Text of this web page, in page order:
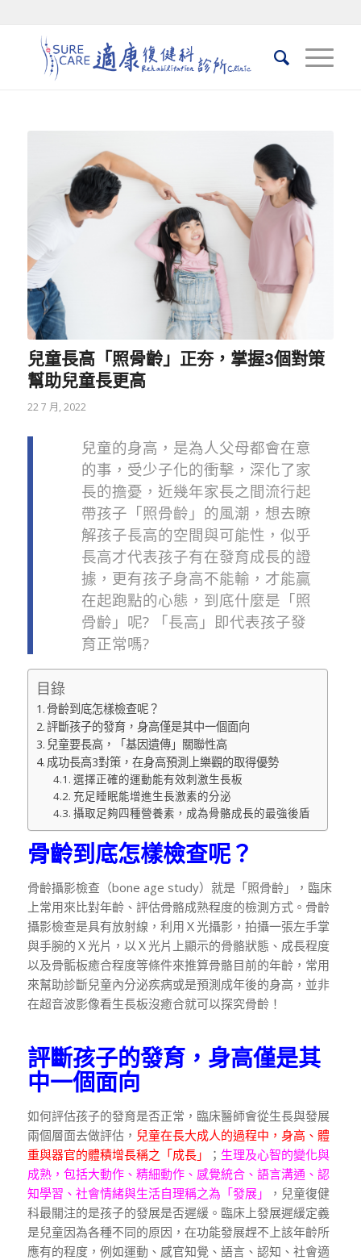
兒童長高「照骨齡」正夯，掌握3個對策
幫助兒童長更高
22 7 月, 2022
兒童的身高，是為人父母都會在意
的事，受少子化的衝擊，深化了家
長的擔憂，近幾年家長之間流行起
帶孩子「照骨齡」的風潮，想去瞭
解孩子長高的空間與可能性，似乎
長高才代表孩子有在發育成長的證
據，更有孩子身高不能輸，才能贏
在起跑點的心態，到底什麼是「照
骨齡」呢? 「長高」即代表孩子發
育正常嗎?
目錄
骨齡到底怎樣檢查呢？
評斷孩子的發育，身高僅是其中一個面向
兒童要長高，「基因遺傳」關聯性高
成功長高3對策，在身高預測上樂觀的取得優勢
選擇正確的運動能有效刺激生長板
充足睡眠能增進生長激素的分泌
攝取足夠四種營養素，成為骨骼成長的最強後盾
骨齡到底怎樣檢查呢？
骨齡攝影檢查（bone age study）就是「照骨齡」，臨床
上常用來比對年齡、評估骨骼成熟程度的檢測方式。骨齡
攝影檢查是具有放射線，利用Ｘ光攝影，拍攝一張左手掌
與手腕的Ｘ光片，以Ｘ光片上顯示的骨骼狀態、成長程度
以及骨骺板癒合程度等條件來推算骨骼目前的年齡，常用
來幫助診斷兒童內分泌疾病或是預測成年後的身高，並非
在超音波影像看生長板沒癒合就可以探究骨齡！
評斷孩子的發育，身高僅是其
中一個面向
如何評估孩子的發育是否正常，臨床醫師會從生長與發展
兩個層面去做評估， 兒童在長大成人的過程中，身高、體
重與器官的體積增長稱之「成長」
； 生理及心智的變化與
成熟，包括大動作、精細動作、感覺統合、語言溝通、認
知學習、社會情緒與生活自理稱之為「發展」
，兒童復健
科最關注的是孩子的發展是否遲緩。臨床上發展遲緩定義
是兒童因為各種不同的原因，在功能發展趕不上該年齡所
應有的程度，例如運動、感官知覺、語言、認知、社會適